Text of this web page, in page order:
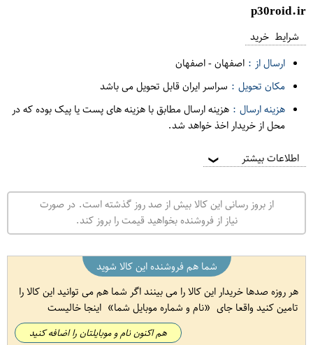
p30roid.ir
شرایط خرید
ارسال از : اصفهان-اصفهان
مکان تحویل : سراسر ایران قابل تحویل می باشد
هزینه ارسال : هزینه ارسال مطابق با هزینه های پست یا پیک بوده که در
محل از خریدار اخذ خواهد شد.
اطلاعات بیشتر ❯
از بروز رسانی این کالا بیش از صد روز گذشته است. در صورت
نیاز از فروشنده بخواهید قیمت را بروز کند.
شما هم فروشنده این کالا شوید
هر روزه صدها خریدار این کالا را می بینند اگر شما هم می توانید این کالا را
تامین کنید واقعا جای
نام و شماره موبایل شما اینجا خالیست
هم اکنون نام و موبایلتان را اضافه کنید